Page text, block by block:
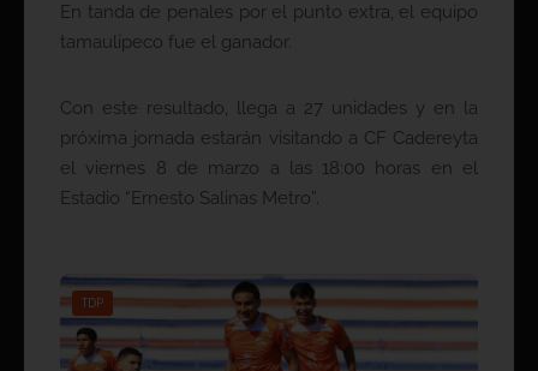
En tanda de penales por el punto extra, el equipo
tamaulipeco fue el ganador.
Con este resultado, llega a 27 unidades y en la
próxima jornada estarán visitando a CF Cadereyta
el viernes 8 de marzo a las 18:00 horas en el
Estadio “Ernesto Salinas Metro”.
TDP